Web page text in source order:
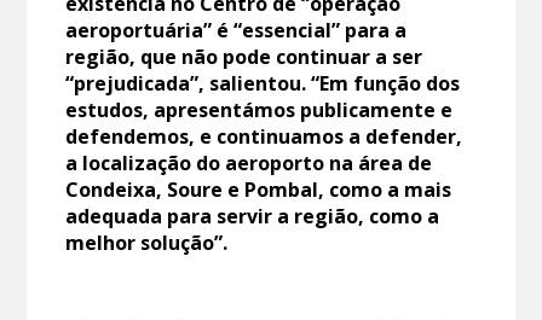
aeroportuária” é “essencial” para a
região, que não pode continuar a ser
“prejudicada”, salientou. “Em função dos
estudos, apresentámos publicamente e
defendemos, e continuamos a defender,
a localização do aeroporto na área de
Condeixa, Soure e Pombal, como a mais
adequada para servir a região, como a
melhor solução”.